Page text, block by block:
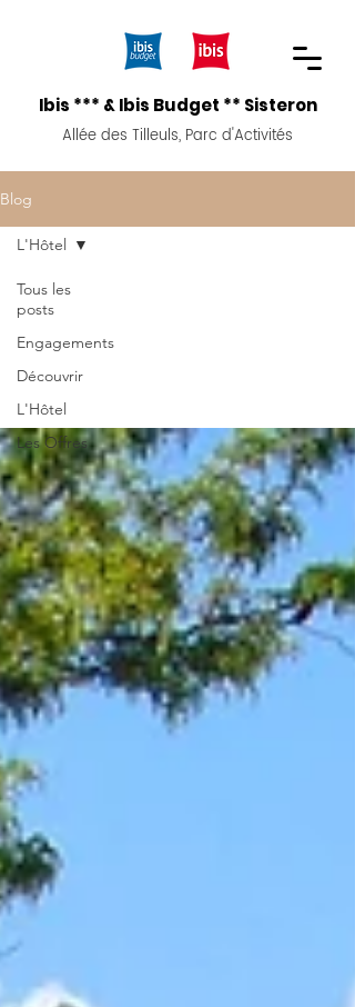
Ibis *** & Ibis Budget ** Sisteron
Allée des Tilleuls, Parc d'Activités
Blog
Tous les
posts
Engagements
Découvrir
L'Hôtel
Les Offres
L'Hôtel
L'Hôtel